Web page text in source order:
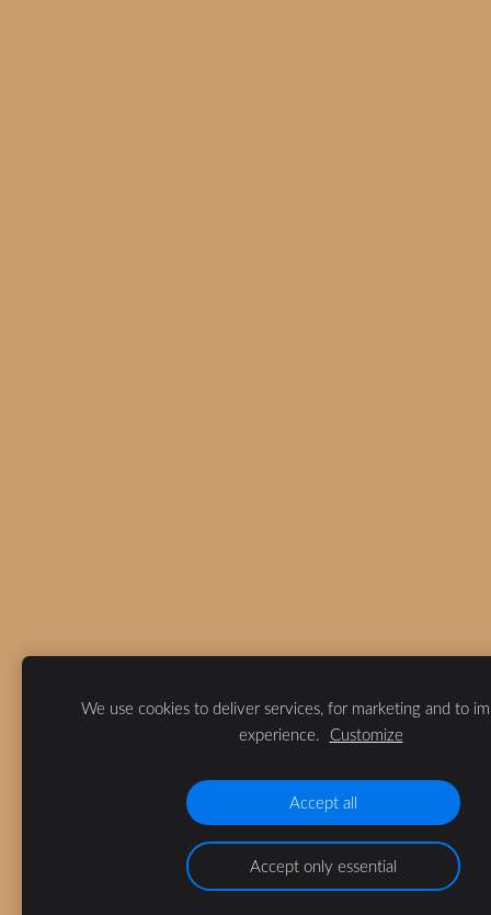
We use cookies to deliver services, for marketing and to
experience. Customize
Accept all
Accept only essential